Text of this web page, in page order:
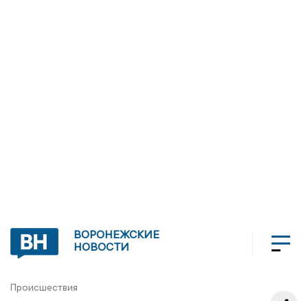
ВОРОНЕЖСКИЕ
НОВОСТИ
Происшествия